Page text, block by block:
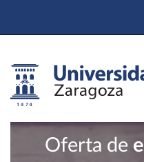
Oferta de